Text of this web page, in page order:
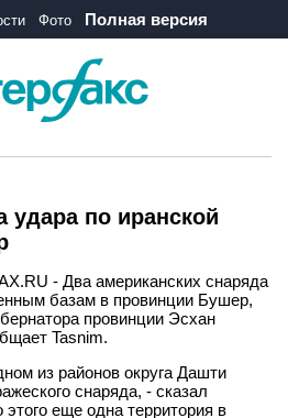
Фото Полная версия
по иранской
- Два американских снаряда
базам в провинции Бушер,
провинции Эсхан
Tasnim.
из районов округа Дашти
снаряда, - сказал
еще одна территория в